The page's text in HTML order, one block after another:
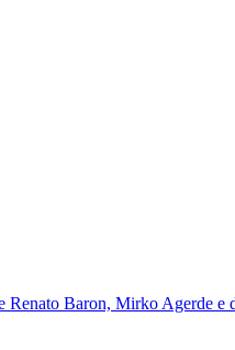
Renato Baron, Mirko Agerde e